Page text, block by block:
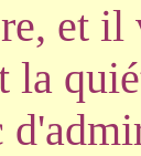
et il
la